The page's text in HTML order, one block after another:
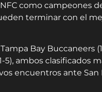
como campeones
terminar con el
Bay Buccaneers
5), ambos clasificados
encuentros ante San